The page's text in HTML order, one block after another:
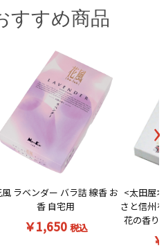
すすめ商品
ラベンダー バラ詰 線香 お
香 自宅用
￥1,650 税込
<太田屋
さと信州
花の香り
›